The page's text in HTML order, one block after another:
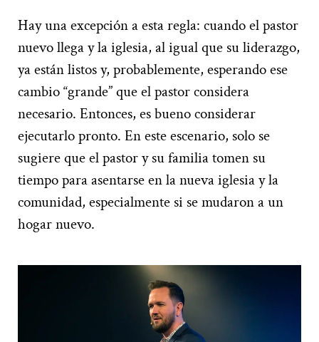
Hay una excepción a esta regla: cuando el pastor
nuevo llega y la iglesia, al igual que su liderazgo,
ya están listos y, probablemente, esperando ese
cambio “grande” que el pastor considera
necesario. Entonces, es bueno considerar
ejecutarlo pronto. En este escenario, solo se
sugiere que el pastor y su familia tomen su
tiempo para asentarse en la nueva iglesia y la
comunidad, especialmente si se mudaron a un
hogar nuevo.